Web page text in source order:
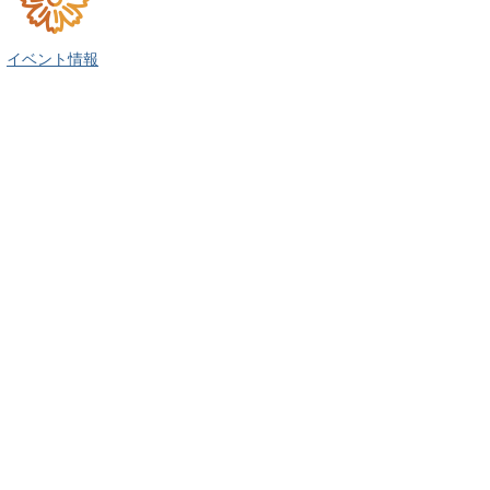
イベント情報